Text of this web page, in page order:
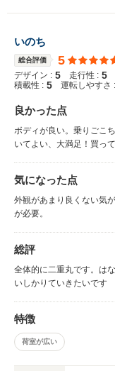
いのち
総合評価 5
デザイン : 5 走行性 : 5
積載性 : 5 運転しやすさ :
良かった点
ボディが良い。乗りごこ
いてよい、大満足！買っ
気になった点
外観があまり良くない気
が必要。
総評
全体的に二重丸です。は
いしかりていきたいです
特徴
荷室が広い